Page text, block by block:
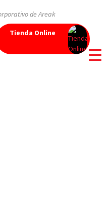
de Areak
Tienda Online